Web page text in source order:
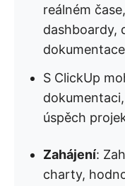
reálném
dashboardy,
S ClickUp
úspěch
Zahájení:
charty,